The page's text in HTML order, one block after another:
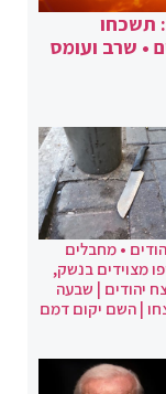
תשכחו
• שרב ועומס
• מחבלים
מצוידים בנשק,
יהודים | שבעה
| השם יקום דמם